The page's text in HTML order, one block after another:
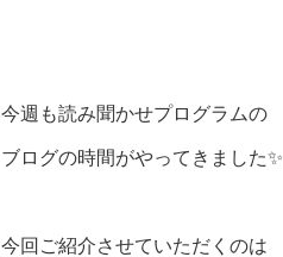
今週も読み聞かせプログラムの
ブログの時間がやってきました✨
今回ご紹介させていただくのは